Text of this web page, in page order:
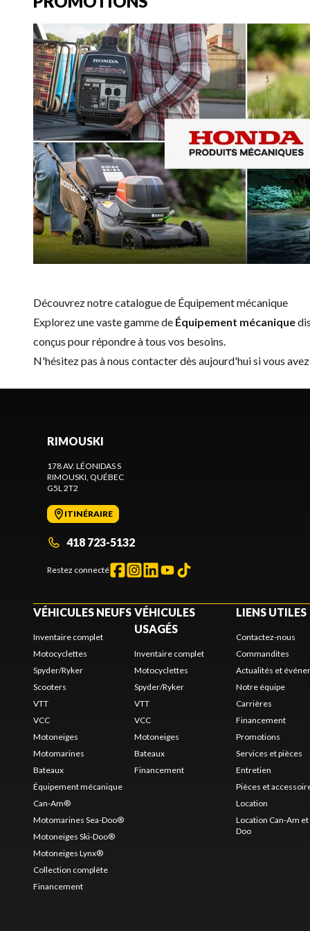
Découvrez notre catalogue de Équipement mécanique
Explorez une vaste gamme de Équipement mécanique
conçus pour répondre à tous vos besoins.
N'hésitez pas ànous contacterdès aujourd'hui si vous
RIMOUSKI
178 AV. LÉONIDAS S
RIMOUSKI , QUÉBEC
G5L 2T2
ITINÉRAIRE
418 723-5132
Restez connecté
VÉHICULES NEUFS
Inventaire complet
Motocyclettes
Spyder/Ryker
Scooters
VTT
VCC
Motoneiges
Motomarines
Bateaux
Équipement mécanique
Can-Am®
Motomarines Sea-Doo®
Motoneiges Ski-Doo®
Motoneiges Lynx®
Collection complète
Financement
VÉHICULES
USAGÉS
Inventaire complet
Motocyclettes
Spyder/Ryker
VTT
VCC
Motoneiges
Bateaux
Financement
LIENS UTILES
Contactez-nous
Commandites
Actualités et
Notre équipe
Carrières
Financement
Promotions
Services et pièces
Entretien
Pièces et
Location
Location Can-Am et
Doo